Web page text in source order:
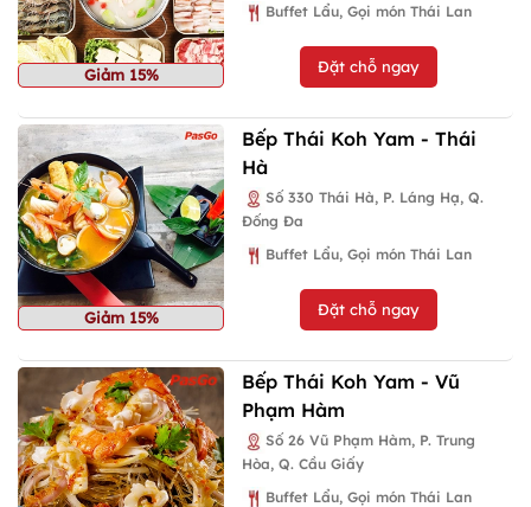
Giảm 15%
Buffet Lẩu, Gọi món Thái Lan
Đặt chỗ ngay
Giảm 15%
Bếp Thái Koh Yam - Thái
Hà
Số 330 Thái Hà, P. Láng Hạ, Q.
Đống Đa
Buffet Lẩu, Gọi món Thái Lan
Đặt chỗ ngay
Bếp Thái Koh Yam - Vũ
Phạm Hàm
Số 26 Vũ Phạm Hàm, P. Trung
Hòa, Q. Cầu Giấy
Buffet Lẩu, Gọi món Thái Lan